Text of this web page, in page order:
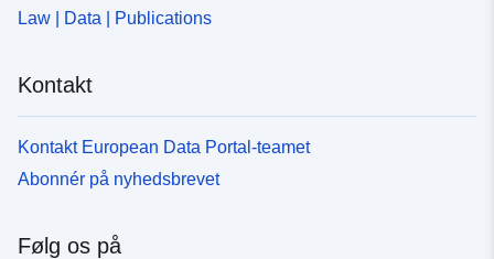
Law | Data | Publications
Kontakt
Kontakt European Data Portal-teamet
Abonnér på nyhedsbrevet
Følg os på